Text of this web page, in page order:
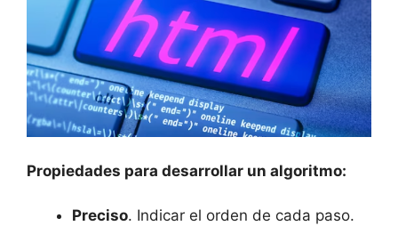
Propiedades para desarrollar un algoritmo:
Preciso. Indicar el orden de cada paso.